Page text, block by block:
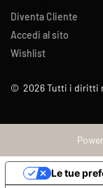
Diventa Cliente
Accedi al sito
Wishlist
© 2026Tutti i diritti
Le tue